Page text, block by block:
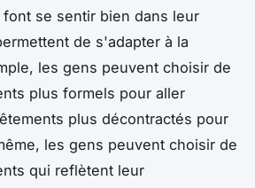
se sentir bien dans leur
de s'adapter à la
les gens peuvent choisir de
plus formels pour aller
plus décontractés pour
les gens peuvent choisir de
qui reflètent leur